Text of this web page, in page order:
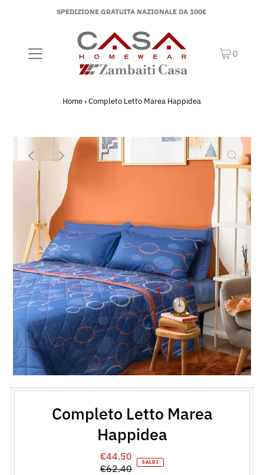
SPEDIZIONE GRATUITA NAZIONALE DA 100€
0
Home › Completo Letto Marea Happidea
Completo Letto Marea
Happidea
Prezzo
di
€44.50
Prezzo
€62.40
SALDI